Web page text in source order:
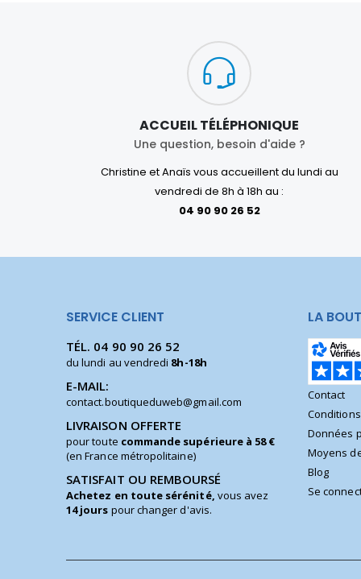
ACCUEIL TÉLÉPHONIQUE
Une question, besoin d'aide ?
Christine et Anaïs vous accueillent du lundi au
vendredi de 8h à 18h au :
04 90 90 26 52
SERVICE CLIENT
TÉL. 04 90 90 26 52
du lundi au vendredi 8h-18h
E-MAIL:
contact.boutiqueduweb@gmail.com
LIVRAISON OFFERTE
pour toute commande supérieure à 58 €
(en France métropolitaine)
SATISFAIT OU REMBOURSÉ
Achetez en toute sérénité, vous avez
14 jours pour changer d'avis.
LA
Contact
Données
Moyens
Blog
Se